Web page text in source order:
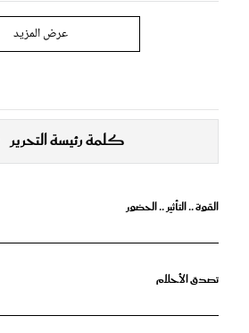
عرض المزيد
كلمة رئيسة التحرير
القوة .. التأثير .. الحضور
تصدق الأحلام